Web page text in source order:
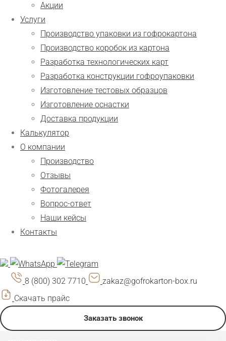
Акции
Услуги
Производство упаковки из гофрокартона
Производство коробок из картона
Разработка технологических карт
Разработка конструкции гофроупаковки
Изготовление тестовых образцов
Изготовление оснастки
Доставка продукции
Калькулятор
О компании
Производство
Отзывы
Фотогалерея
Вопрос-ответ
Наши кейсы
Контакты
8 (800) 302 7710
zakaz@gofrokarton-box.ru
Скачать прайс
Заказать звонок